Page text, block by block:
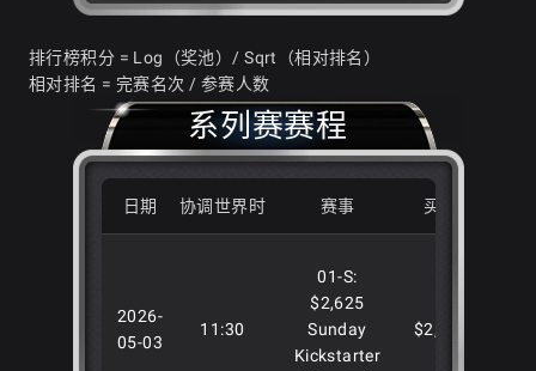
排行榜积分 = Log（奖池）/ Sqrt（相对排名）
相对排名 = 完赛名次 / 参赛人数
系列赛赛程
日期 协调世界时 赛事 买入
2026-
05-03
11:30
01-S:
$2,625
Sunday
Kickstarter
$2,625